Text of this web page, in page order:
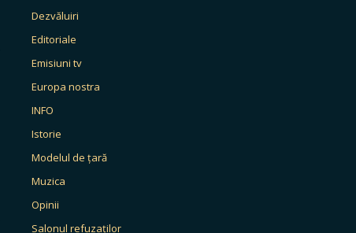
Dezvăluiri
Editoriale
Emisiuni tv
Europa nostra
INFO
Istorie
Modelul de țară
Muzica
Opinii
Salonul refuzaților